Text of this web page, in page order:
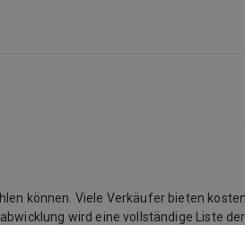
oder einem
können. Viele Verkäufer bieten
wird eine vollständige Liste